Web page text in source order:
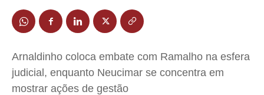
Socioeconômicas
Justiça
Educação
Segurança
Socioeconômicas
Justiça
Educação
Segurança
Socioeconômicas
Justiça
Educação
Segurança
Socioeconômicas
Justiça
Educação
Segurança
Arnaldinho coloca embate com Ramalho na esfera
judicial, enquanto Neucimar se concentra em
mostrar ações de gestão